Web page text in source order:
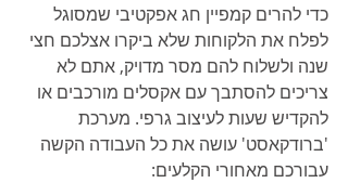
כדי להרים קמפיין חג אפקטיבי שמסוגל
לפלח את הלקוחות שלא ביקרו אצלכם חצי
שנה ולשלוח להם מסר מדויק, אתם לא
צריכים להסתבך עם אקסלים מורכבים או
להקדיש שעות לעיצוב גרפי. מערכת
'ברודקאסט' עושה את כל העבודה הקשה
עבורכם מאחורי הקלעים: